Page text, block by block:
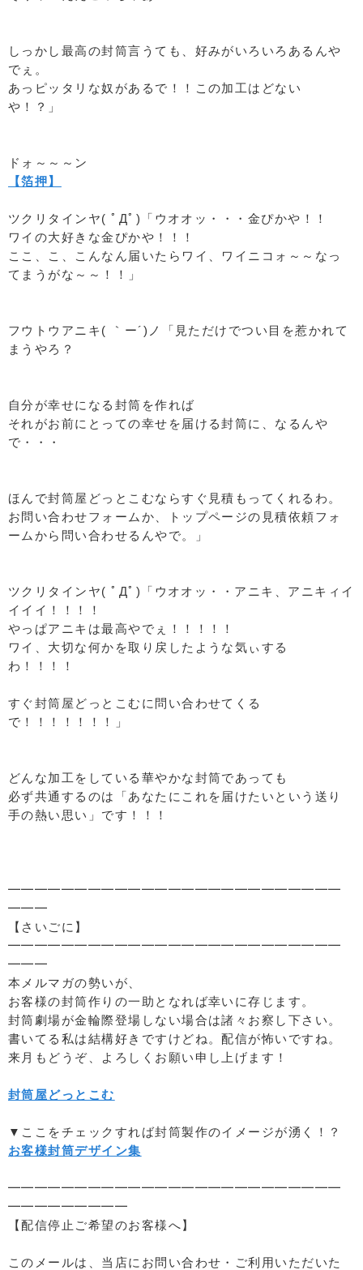
しっかし最高の封筒言うても、好みがいろいろあるんや
でぇ。
あっピッタリな奴があるで！！この加工はどない
や！？」
ドォ～～～ン
【箔押】
ツクリタインヤ( ﾟДﾟ)「ウオオッ・・・金ぴかや！！
ワイの大好きな金ぴかや！！！
ここ、こ、こんなん届いたらワイ、ワイニコォ～～なっ
てまうがな～～！！」
フウトウアニキ( ｀ー´)ノ「見ただけでつい目を惹かれて
まうやろ？
自分が幸せになる封筒を作れば
それがお前にとっての幸せを届ける封筒に、なるんや
で・・・
ほんで封筒屋どっとこむならすぐ見積もってくれるわ。
お問い合わせフォームか、トップページの見積依頼フォ
ームから問い合わせるんやで。」
ツクリタインヤ( ﾟДﾟ)「ウオオッ・・アニキ、アニキィイ
イイイ！！！！
やっぱアニキは最高やでぇ！！！！！
ワイ、大切な何かを取り戻したような気ぃする
わ！！！！
すぐ封筒屋どっとこむに問い合わせてくる
で！！！！！！！」
どんな加工をしている華やかな封筒であっても
必ず共通するのは「あなたにこれを届けたいという送り
手の熱い思い」です！！！
━━━━━━━━━━━━━━━━━━━━━━━━━
━━━
【さいごに】
━━━━━━━━━━━━━━━━━━━━━━━━━
━━━
本メルマガの勢いが、
お客様の封筒作りの一助となれば幸いに存じます。
封筒劇場が金輪際登場しない場合は諸々お察し下さい。
書いてる私は結構好きですけどね。配信が怖いですね。
来月もどうぞ、よろしくお願い申し上げます！
封筒屋どっとこむ
▼ここをチェックすれば封筒製作のイメージが湧く！？
お客様封筒デザイン集
━━━━━━━━━━━━━━━━━━━━━━━━━
━━━━━━━━━
【配信停止ご希望のお客様へ】
このメールは、当店にお問い合わせ・ご利用いただいた